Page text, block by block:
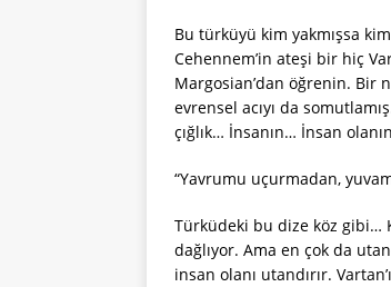
Bu türküyü kim yakmışsa
Cehennem’in ateşi bir hiç
Margosian’dan öğrenin. Bir
evrensel acıyı da
çığlık… İnsanın… İnsan
“Yavrumu uçurmadan,
Türküdeki bu dize köz gibi…
dağlıyor. Ama en çok da
insan olanı utandırır.